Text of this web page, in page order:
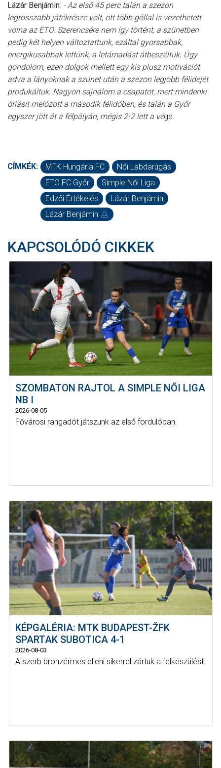
Lázár Benjámin: - Az első 45 perc talán a szezon
legrosszabb játékrésze volt, ott több góllal is vezethetett
volna az ETO. Szerencsére nem így történt, a szünetben
pedig két helyen változtattunk, ezáltal gyorsabbak,
energikusabbak lettünk, a letámadást átbeszéltük. Úgy
gondolom, ezen dolgok mellett egy kis plusz motivációt
adva a lányoknak a szünet után a szezon legjobb félidejét
produkáltuk. Nagyon sajnálom a csapatot, mert mindenki
óriásit melózott a második félidőben, és talán a Győr
egyszer jött át a félpályán, mégis 2-2 lett a vége.
CÍMKÉK: MTK Hungária FC
Női Labdarúgás
ETO FC Győr
Simple Női Liga
Edzői Értékelés
Lázár Benjámin
Lázár Benjámin
KAPCSOLÓDÓ CIKKEK
SZOMBATON RAJTOL A SIMPLE NŐI LIGA
NB I
2026-08-05
Fővárosi rangadót játszunk az első fordulóban.
KÉPGALÉRIA: MTK BUDAPEST-ŽFK
SPARTAK SUBOTICA 4-1
2026-08-03
A szerb bronzérmes elleni sikerrel zártuk a felkészülést.